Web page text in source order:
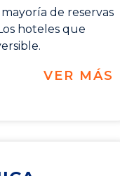
de reservas
hoteles que
VER MÁS